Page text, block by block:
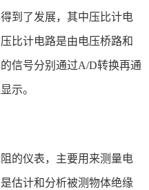
了发展，其中压比计电
比计电路是由电压桥路和
信号分别通过A/D转换再通
示。
仪表，主要用来测量电
估计和分析被测物体绝缘